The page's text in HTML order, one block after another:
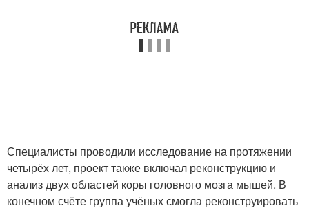
Специалисты проводили исследование на протяжении
четырёх лет, проект также включал реконструкцию и
анализ двух областей коры головного мозга мышей. В
конечном счёте группа учёных смогла реконструировать